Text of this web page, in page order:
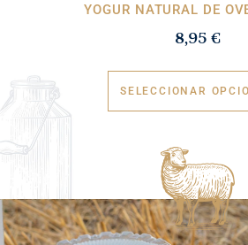
YOGUR NATURAL DE
8,95 €
SELECCIONAR